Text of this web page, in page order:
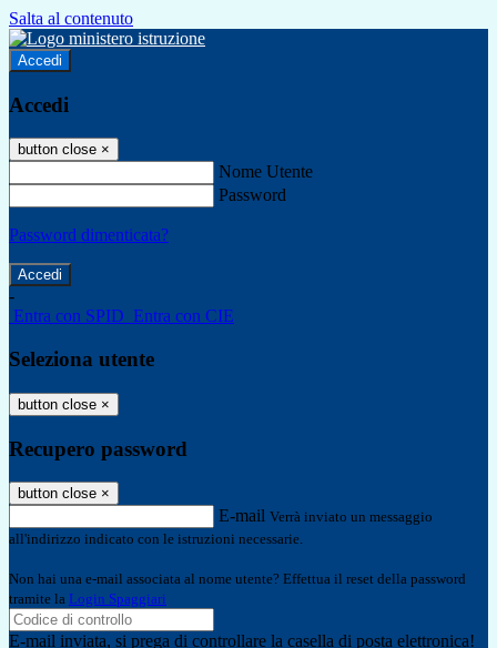
Salta al contenuto
Accedi
Accedi
button close ×
Nome Utente
Password
Password dimenticata?
-
Entra con SPID Entra con CIE
Seleziona utente
button close ×
Recupero password
button close ×
E-mail Verrà inviato un messaggio
all'indirizzo indicato con le istruzioni necessarie.
Non hai una e-mail associata al nome utente? Effettua il reset della password
tramite la Login Spaggiari
E-mail inviata, si prega di controllare la casella di posta elettronica!